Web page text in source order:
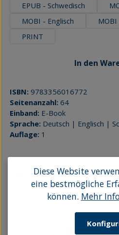
EPUB - Schwedisch
MOBI - Englisch
MOBI
PRINT
In den
ISBN: 9783356016772
Seitenanzahl: 64
Einband: E-Book
Sprache: Deutsch | Englisch |
Auflage: 1
Beschreibung
Eine versierte junge
vor, die sie mindestens so
Westentasche kennt.
Diese Website
eine bestmögliche
können. Mehr